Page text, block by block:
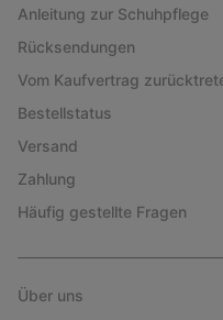
Anleitung zur Schuhpflege
Rücksendungen
Vom Kaufvertrag
Bestellstatus
Versand
Zahlung
Häufig gestellte Fragen
Über uns